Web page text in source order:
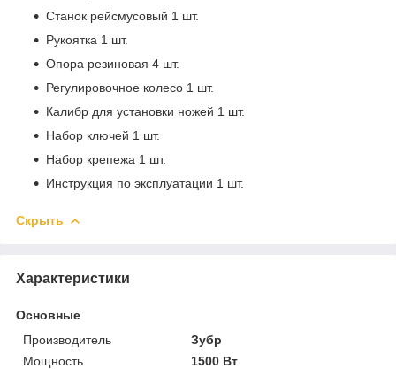
Станок рейсмусовый 1 шт.
Рукоятка 1 шт.
Опора резиновая 4 шт.
Регулировочное колесо 1 шт.
Калибр для установки ножей 1 шт.
Набор ключей 1 шт.
Набор крепежа 1 шт.
Инструкция по эксплуатации 1 шт.
Скрыть
Характеристики
Основные
Производитель
Зубр
Мощность
1500 Вт